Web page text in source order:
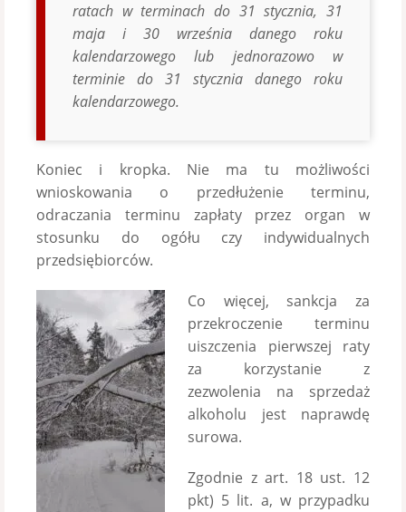
ratach w terminach do 31 stycznia, 31
maja i 30 września danego roku
kalendarzowego lub jednorazowo w
terminie do 31 stycznia danego roku
kalendarzowego.
Koniec i kropka. Nie ma tu możliwości
wnioskowania o przedłużenie terminu,
odraczania terminu zapłaty przez organ w
stosunku do ogółu czy indywidualnych
przedsiębiorców.
Co więcej, sankcja za
przekroczenie terminu
uiszczenia pierwszej raty
za korzystanie z
zezwolenia na sprzedaż
alkoholu jest naprawdę
surowa.
Zgodnie z art. 18 ust. 12
pkt) 5 lit. a, w przypadku